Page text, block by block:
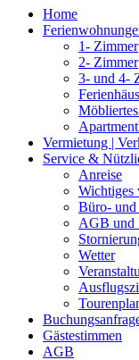
Home
1- Zimmer
2- Zimmer
3- und 4-
Vermietung |
Service &
Anreise
Wichtiges
Büro- und
AGB und
Wetter
Gästestimmen
AGB